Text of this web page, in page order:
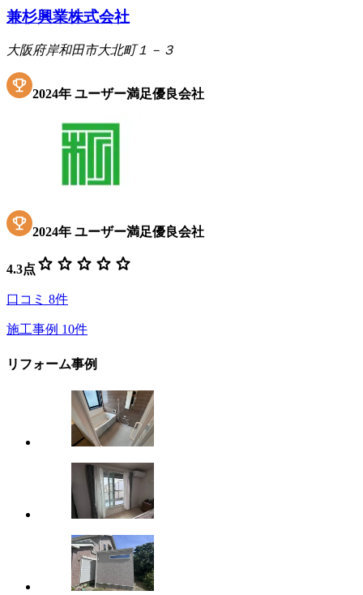
兼杉興業株式会社
大阪府岸和田市大北町１－３
2024年 ユーザー満足優良会社
2024年 ユーザー満足優良会社
4.3点 star star star star star
口コミ 8件
施工事例 10件
リフォーム事例